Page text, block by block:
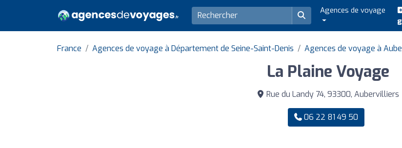
Agences de voyage
France Agences de voyage à Département de Seine-Saint-Denis Agences de voyage à
La Plaine Voyage
Rue du Landy 74, 93300, Aubervilliers
06 22 81 49 50